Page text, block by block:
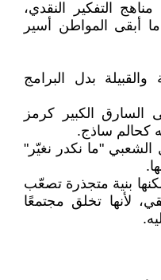
مناهج التفكير النقدي،
أبقى المواطن أسير
بدل البرامج
السارق الكبير كرمز
كحالم ساذج.
الشعبي "ما نكدر نغيّر"
لكنها بنية متجذرة تصعّب
لأنها تخلق مجتمعًا